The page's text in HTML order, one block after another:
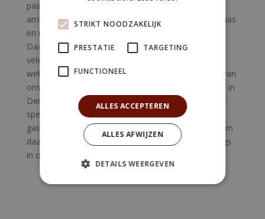
paaseieren en paashaasjes kopen, als ook
ambachtelijke melkchocoladeletters tijdens Sinterklaas
en melkchocolade kerstkransen tijdens kerstmis.
Daarnaast komen onze melkchocolade bonbons in
vele smaken en vormen. Neem een kijkje op onze
website en onze sociale media voor een impressie van
ons assortiment of kom langs in ons bonbon-atelier in
Den Haag. Natuurlijk kunt u ook bij ons terecht voor
specifieke wensen en verzoeken, zoals
gastronomische cadeaus en trouwgeschenken. Neem
daarvoor contact met ons op of kom wederom langs
in ons atelier in Den Haag.
STRIKT NOODZAKELIJK
PRESTATIE TARGETING
FUNCTIONEEL
ALLES ACCEPTEREN
ALLES AFWIJZEN
DETAILS WEERGEVEN